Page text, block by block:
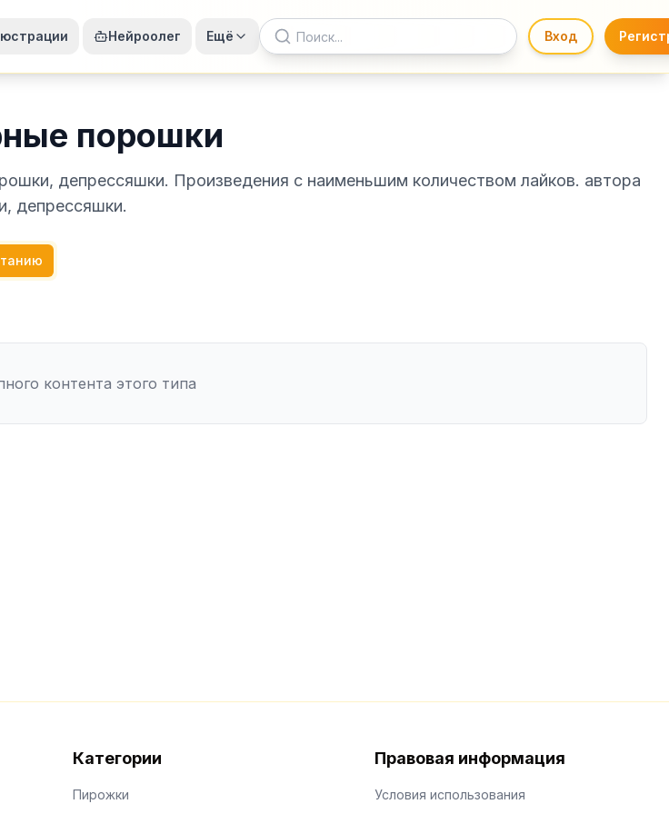
Нейроолег Ещё Вход
порошки
депрессяшки. Произведения с наименьшим количеством лайков. автора
депрессяшки.
контента этого типа
Категории
Пирожки
Правовая информация
Условия использования